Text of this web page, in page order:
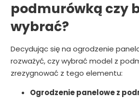
podmurówką czy
wybrać?
Decydując się na ogrodzenie
rozważyć, czy wybrać model z
zrezygnować z tego elementu:
Ogrodzenie panelowe z